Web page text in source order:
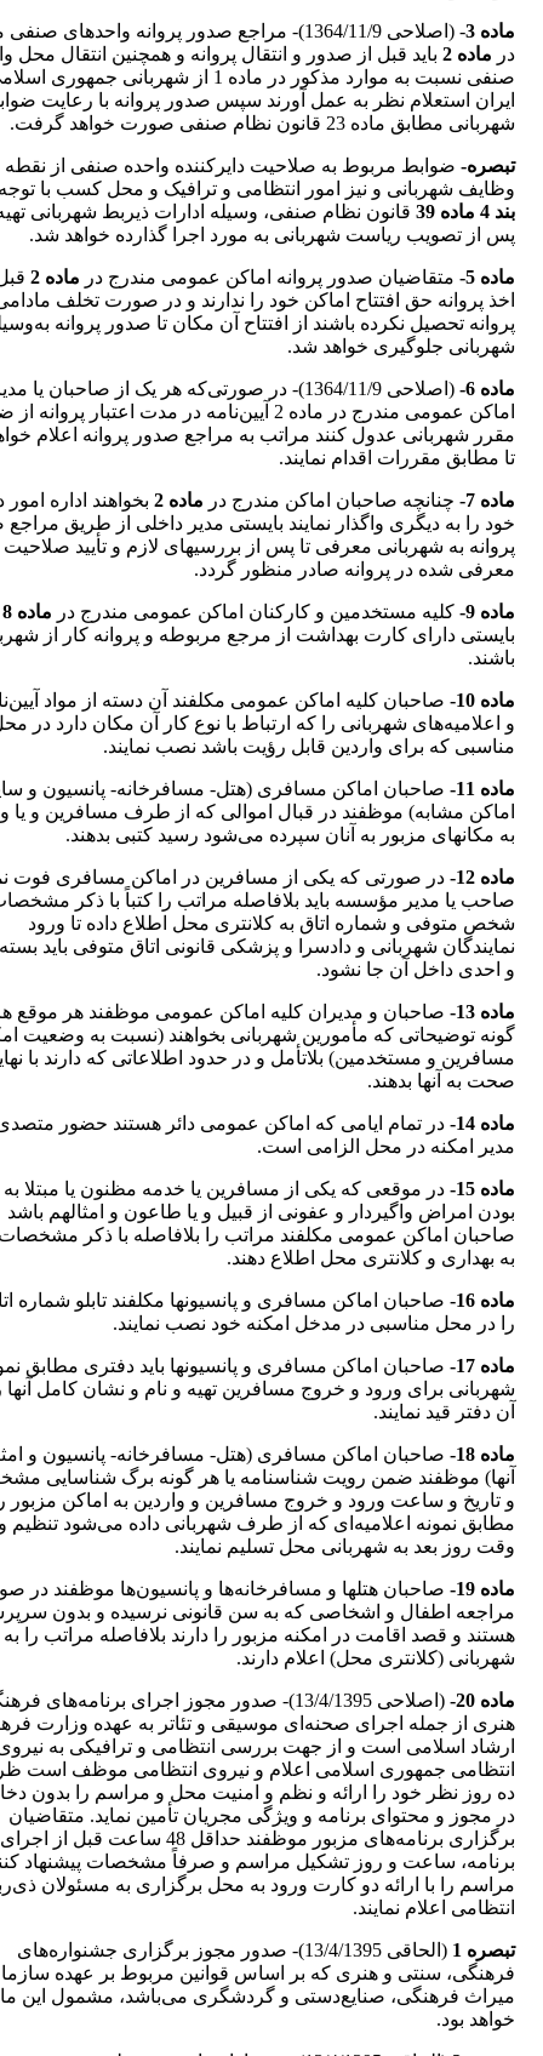
‌ماده 3
- (اصلاحی 1364/11/9)- مراجع صدور پروانه واحدهای
در ماده 2
باید قبل از صدور و انتقال پروانه و همچنین انتقال محل
صنفی نسبت به موارد مذکور در‌ ماده 1 از شهربانی جمهوری
ایران استعلام نظر به عمل آورند سپس صدور پروانه با رعایت
شهربانی مطابق ماده 23 قانون نظام صنفی صورت‌ خواهد گرفت.
‌تبصره- ضوابط مربوط به صلاحیت دایرکننده واحده صنفی از
وظایف شهربانی و نیز امور انتظامی و ترافیک و محل کسب با
بند 4 ماده 39‌
قانون نظام صنفی، وسیله ادارات ذیربط شهربانی
پس از تصویب ریاست شهربانی به مورد اجرا گذارده خواهد شد.
‌ماده 5- متقاضیان صدور پروانه اماکن عمومی مندرج در ماده 2
اخذ پروانه حق افتتاح اماکن خود را ندارند و در صورت تخلف
پروانه تحصیل‌ نکرده باشند از افتتاح آن مکان تا صدور پروانه
شهربانی جلوگیری خواهد شد.
‌ماده 6-
(اصلاحی 1364/11/9)- در صورتی‌که هر یک از صاحبان یا
اماکن عمومی مندرج در ماده 2 آیین‌نامه در مدت اعتبار
مقرر شهربانی عدول کنند مراتب به‌ مراجع صدور پروانه اعلام
تا مطابق مقررات اقدام نمایند.
‌ماده 7- چنانچه صاحبان اماکن مندرج در ماده 2
بخواهند اداره امور
خود را به دیگری واگذار نمایند بایستی مدیر داخلی از طریق
پروانه به ‌شهربانی معرفی تا پس از بررسیهای لازم و تأیید
معرفی شده در پروانه صادر منظور گردد.
‌ماده 9- کلیه مستخدمین و کارکنان اماکن عمومی مندرج در ماده 8
بایستی دارای کارت بهداشت از مرجع مربوطه و پروانه کار از
باشند.
‌ماده 10-
صاحبان کلیه اماکن عمومی مکلفند آن دسته از مواد
و اعلامیه‌های شهربانی را که ارتباط با نوع کار آن مکان دارد در
مناسبی که برای‌ واردین قابل رؤیت باشد نصب نمایند.
‌ماده 11-
صاحبان اماکن مسافری (‌هتل- مسافرخانه- پانسیون و
اماکن مشابه) موظفند در قبال اموالی که از طرف مسافرین و یا
به مکانهای مزبور‌ به آنان سپرده می‌شود رسید کتبی بدهند.
‌ماده 12-
در صورتی که یکی از مسافرین در اماکن مسافری فوت
صاحب یا مدیر مؤسسه باید بلافاصله مراتب را کتباً با ذکر
شخص متوفی و‌ شماره اتاق به کلانتری محل اطلاع داده تا ورود
نمایندگان شهربانی و دادسرا و پزشکی قانونی اتاق متوفی باید
و احدی داخل آن جا نشود.
‌ماده 13-
صاحبان و مدیران کلیه اماکن عمومی موظفند هر موقع
گونه توضیحاتی که مأمورین شهربانی بخواهند (‌نسبت به وضعیت
مسافرین و‌ مستخدمین) بلاتأمل و در حدود اطلاعاتی که دارند با
صحت به آنها بدهند.
‌ماده 14-
در تمام ایامی که اماکن عمومی دائر هستند حضور متصدی
مدیر امکنه در محل الزامی است.
‌ماده 15-
در موقعی که یکی از مسافرین یا خدمه مظنون یا مبتلا به
بودن امراض واگیردار و عفونی از قبیل و یا طاعون و امثالهم باشد
صاحبان اماکن‌ عمومی مکلفند مراتب را بلافاصله با ذکر مشخصات
به بهداری و کلانتری محل اطلاع دهند.
‌ماده 16-
صاحبان اماکن مسافری و پانسیونها مکلفند تابلو شماره
را در محل مناسبی در مدخل امکنه خود نصب نمایند.
‌ماده 17-
صاحبان اماکن مسافری و پانسیونها باید دفتری مطابق
شهربانی برای ورود و خروج مسافرین تهیه و نام و نشان کامل آنها
آن دفتر قید‌ نمایند.
‌ماده 18-
صاحبان اماکن مسافری (‌هتل- مسافرخانه- پانسیون و
آنها) موظفند ضمن رویت شناسنامه یا هر گونه برگ شناسایی
و تاریخ و‌ ساعت ورود و خروج مسافرین و واردین به اماکن مزبور
مطابق نمونه اعلامیه‌ای که از طرف شهربانی داده می‌شود تنظیم
وقت روز بعد به شهربانی محل‌ تسلیم نمایند.
‌ماده 19-
صاحبان هتلها و مسافرخانه‌ها و پانسیون‌ها موظفند در
مراجعه اطفال و اشخاصی که به سن قانونی نرسیده و بدون
هستند و قصد‌ اقامت در امکنه مزبور را دارند بلافاصله مراتب را به
شهربانی (‌کلانتری محل) اعلام دارند.
ماده 20-
(اصلاحی 13/4/1395)- صدور مجوز اجرای برنامه‌های
هنری از جمله اجرای صحنه‌ای موسیقی و تئاتر به عهده وزارت
ارشاد اسلامی است و از جهت بررسی انتظامی و ترافیکی به
انتظامی جمهوری اسلامی اعلام و نیروی انتظامی موظف است
ده روز نظر خود را ارائه و نظم و امنیت محل و مراسم را بدون
در مجوز و محتوای برنامه و ویژگی مجریان تأمین نماید. متقاضیان
برگزاری برنامه‌های مزبور موظفند حداقل 48 ساعت قبل از اجرای
برنامه، ساعت و روز تشکیل مراسم و صرفاً مشخصات پیشنهاد
مراسم را با ارائه دو کارت ورود به محل برگزاری به مسئولان
انتظامی اعلام نمایند.
تبصره 1
(الحاقی 13/4/1395)- صدور مجوز برگزاری جشنواره‌های
فرهنگی، سنتی و هنری که بر اساس قوانین مربوط بر عهده
میراث فرهنگی، صنایع‌دستی و گردشگری می‌باشد، مشمول این
خواهد بود.